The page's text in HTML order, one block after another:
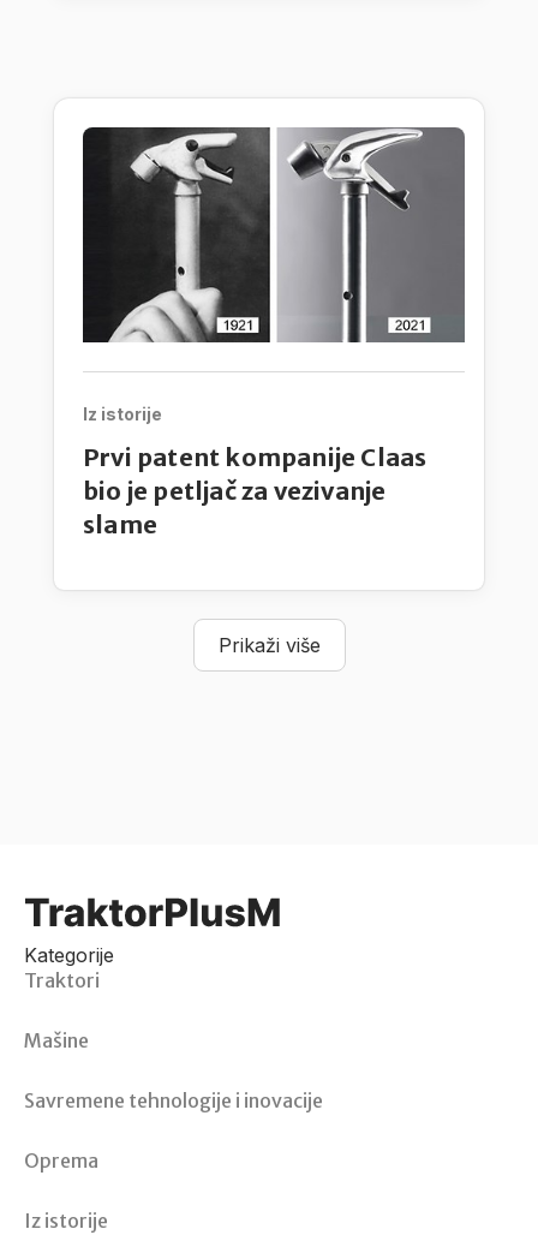
Iz istorije
Prvi patent kompanije Claas
bio je petljač za vezivanje
slame
Prikaži više
Kategorije
Traktori
Mašine
Savremene tehnologije i inovacije
Oprema
Iz istorije